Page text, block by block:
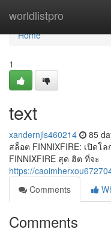
worldlistpro
Home
Home
1
text
xandernjls460214 85
สล็อต FINNIXFIRE: เปิดโ
FINNIXFIRE สุด ฮิต ที่จะ
https://
Comments
Comments